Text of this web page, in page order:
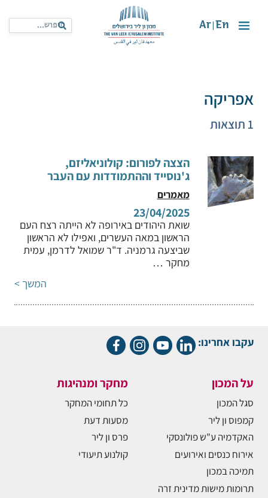
En
Ar
אפריקה
1 תוצאות
הצצה לפורום: קולוניאליזם,
ג'נוסייד וההתמודדות עם העבר
מאמרים
23/04/2025
שואת היהודים באירופה לא הייתה רצח העם
הראשון במאה העשרים, ואפילו לא הראשון
שביצעה גרמניה. ד"ר שמואל לדרמן, עמית
מחקר …
המשך >
עקבו אחרינו:
על המכון
סגל המכון
קמפוס ון ליר
האקדמיה ע"ש פולונסקי
אירוח כנסים ואירועים
תמיכה במכון
תרומות מישות מדינית זרה
מחקר ומנהיגות
כל תחומי המחקר
מסעות דעת
פרס ון ליר
קולנוע תיעודי